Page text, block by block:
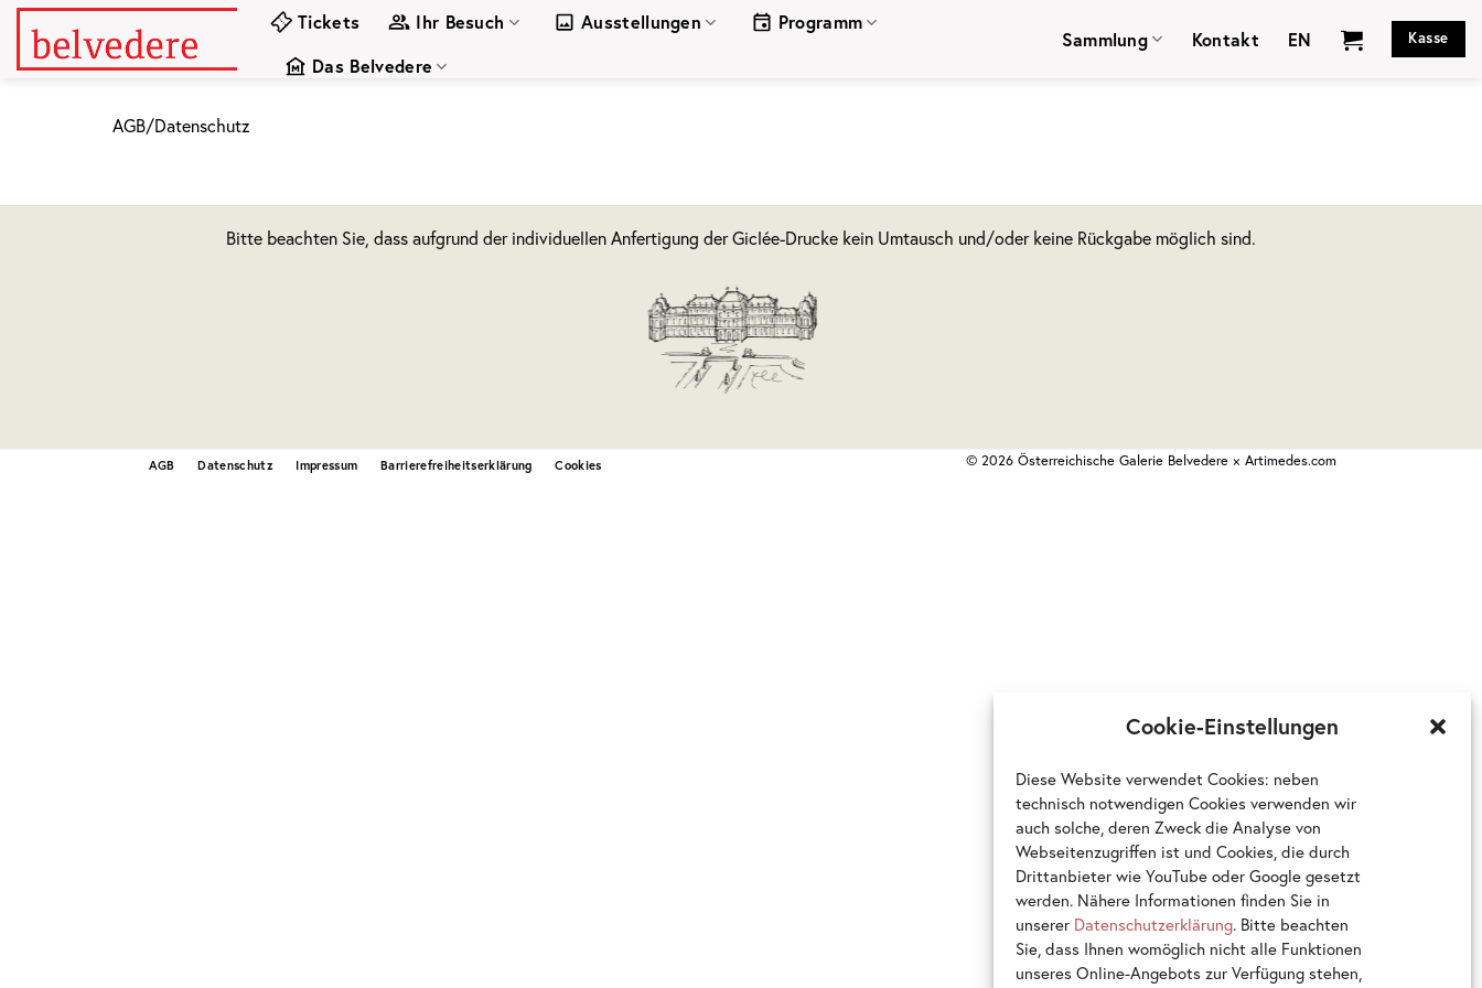
Cookie-Einstellungen
Diese Website verwendet Cookies: neben
technisch notwendigen Cookies verwenden wir
auch solche, deren Zweck die Analyse von
Webseitenzugriffen ist und Cookies, die durch
Drittanbieter wie YouTube oder Google gesetzt
werden. Nähere Informationen finden Sie in
unserer Datenschutzerklärung. Bitte beachten
Sie, dass Ihnen womöglich nicht alle Funktionen
unseres Online-Angebots zur Verfügung stehen,
Zum
Inhalt
springen
Tickets Ihr Besuch Ausstellungen
Programm
Das Belvedere
Sammlung Kontakt EN Kasse
AGB/Datenschutz
Bitte beachten Sie, dass aufgrund der individuellen Anfertigung der Giclée-Drucke kein Umtausch und/oder keine Rückgabe möglich sind.
AGB Datenschutz Impressum Barrierefreiheitserklärung Cookies © 2026 Österreichische Galerie Belvedere × Artimedes.com